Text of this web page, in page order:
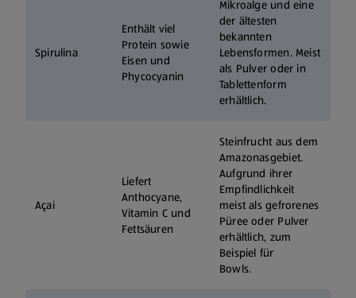
Spirulina
Enthält viel
Protein sowie
Eisen und
Phycocyanin
Mikroalge und eine
der ältesten
bekannten
Lebensformen. Meist
als Pulver oder in
Tablettenform
erhältlich.
Açai
Liefert
Anthocyane,
Vitamin C und
Fettsäuren
Steinfrucht aus dem
Amazonasgebiet.
Aufgrund ihrer
Empfindlichkeit
meist als gefrorenes
Püree oder Pulver
erhältlich, zum
Beispiel für
Bowls.